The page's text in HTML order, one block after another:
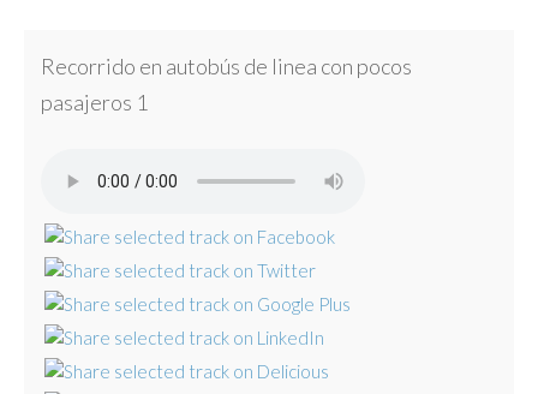
Recorrido en autobús de linea con pocos
pasajeros 1